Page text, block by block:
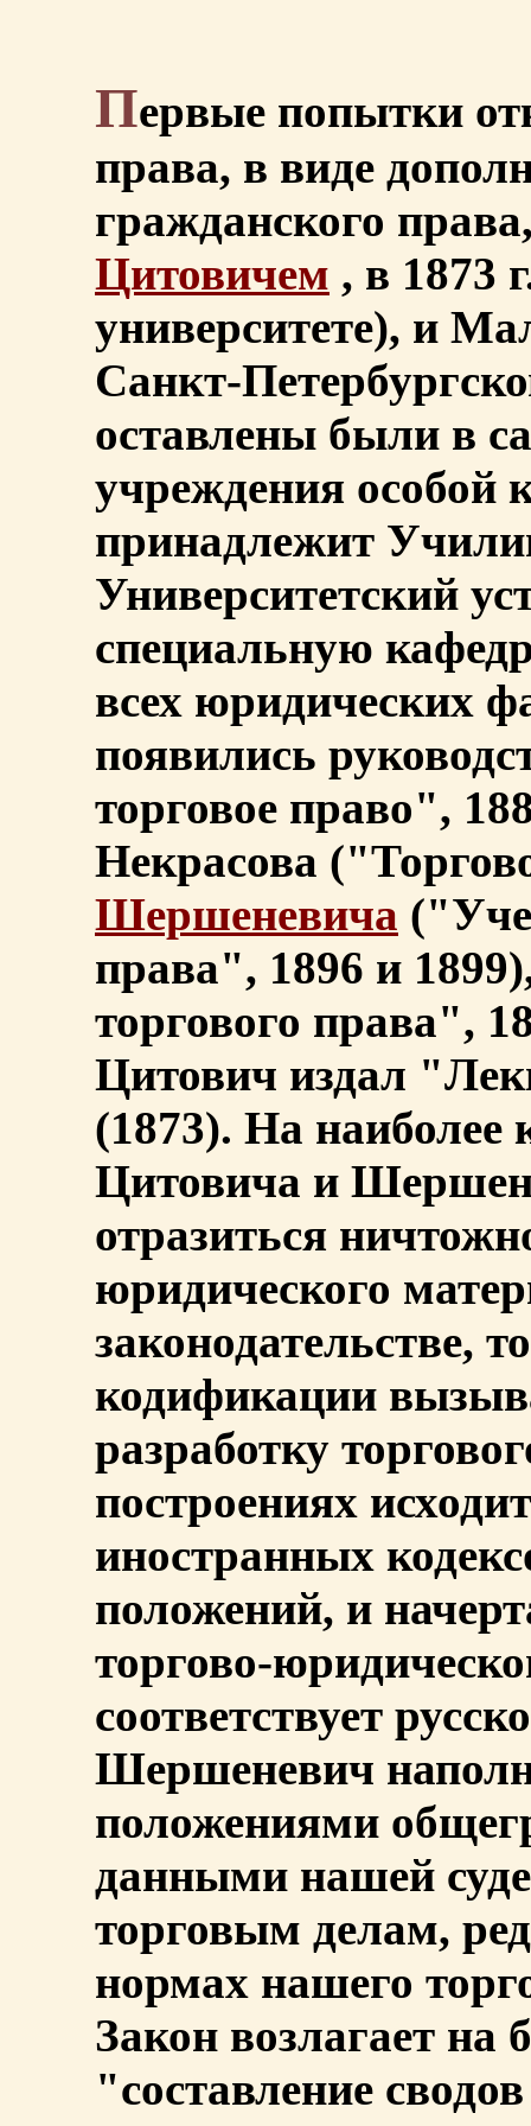
Первые попытки
права, в виде
гражданского
Цитовичем , в 1873
университете), и
Санкт-
оставлены были в
учреждения особой
принадлежит
Университетский
специальную
всех юридических
появились
торговое право",
Некрасова
Шершеневича
права", 1896 и
торгового права",
Цитович издал
(1873). На наиболее
Цитовича и
отразиться
юридического
законодательстве,
кодификации
разработку
построениях
иностранных
положений, и
торгово-
соответствует
Шершеневич
положениями
данными нашей
торговым делам,
нормах нашего
Закон возлагает
"составление